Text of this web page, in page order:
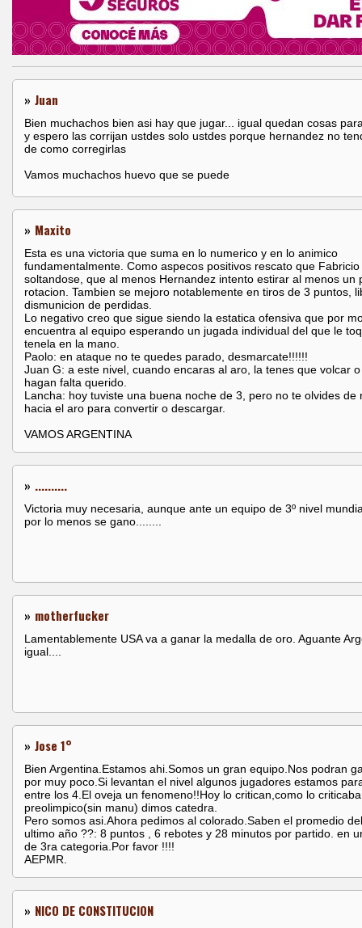
» Juan
Bien muchachos bien asi hay que jugar... igual quedan cosas
y espero las corrijan ustdes solo ustdes porque hernandez no
de como corregirlas
Vamos muchachos huevo que se puede
» Maxito
Esta es una victoria que suma en lo numerico y en lo animico
fundamentalmente. Como aspecos positivos rescato que
soltandose, que al menos Hernandez intento estirar al menos un
rotacion. Tambien se mejoro notablemente en tiros de 3 puntos,
dismunicion de perdidas.
Lo negativo creo que sigue siendo la estatica ofensiva que por
encuentra al equipo esperando un jugada individual del que le
tenela en la mano.
Paolo: en ataque no te quedes parado, desmarcate!!!!!!
Juan G: a este nivel, cuando encaras al aro, la tenes que volcar
hagan falta querido.
Lancha: hoy tuviste una buena noche de 3, pero no te olvides de
hacia el aro para convertir o descargar.
VAMOS ARGENTINA
» ..........
Victoria muy necesaria, aunque ante un equipo de 3º nivel
por lo menos se gano........
» motherfucker
Lamentablemente USA va a ganar la medalla de oro. Aguante
igual....
» Jose 1°
Bien Argentina.Estamos ahi.Somos un gran equipo.Nos podran
por muy poco.Si levantan el nivel algunos jugadores estamos
entre los 4.El oveja un fenomeno!!Hoy lo critican,como lo
preolimpico(sin manu) dimos catedra.
Pero somos asi.Ahora pedimos al colorado.Saben el promedio
ultimo año ??: 8 puntos , 6 rebotes y 28 minutos por partido. en
de 3ra categoria.Por favor !!!!
AEPMR.
» NICO DE CONSTITUCION